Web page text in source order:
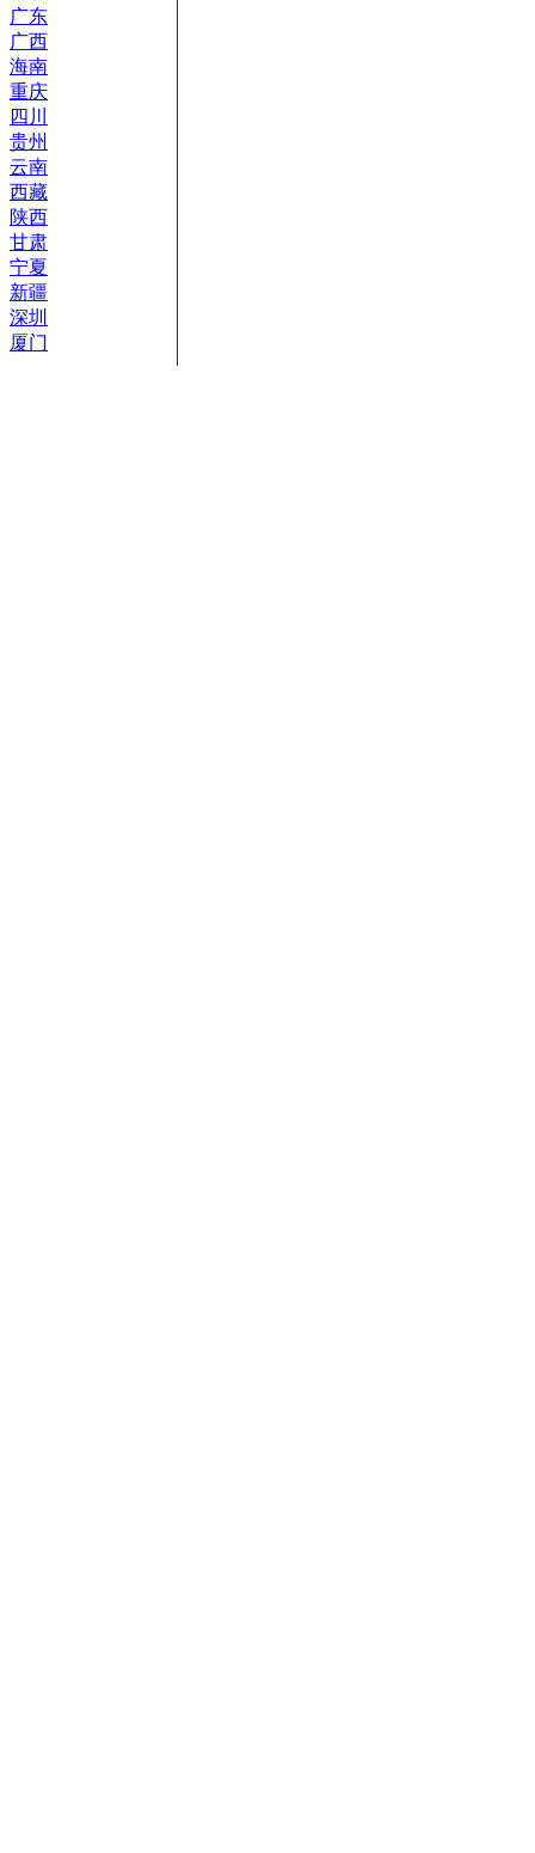
广东
广西
海南
重庆
四川
贵州
云南
西藏
陕西
甘肃
宁夏
新疆
深圳
厦门